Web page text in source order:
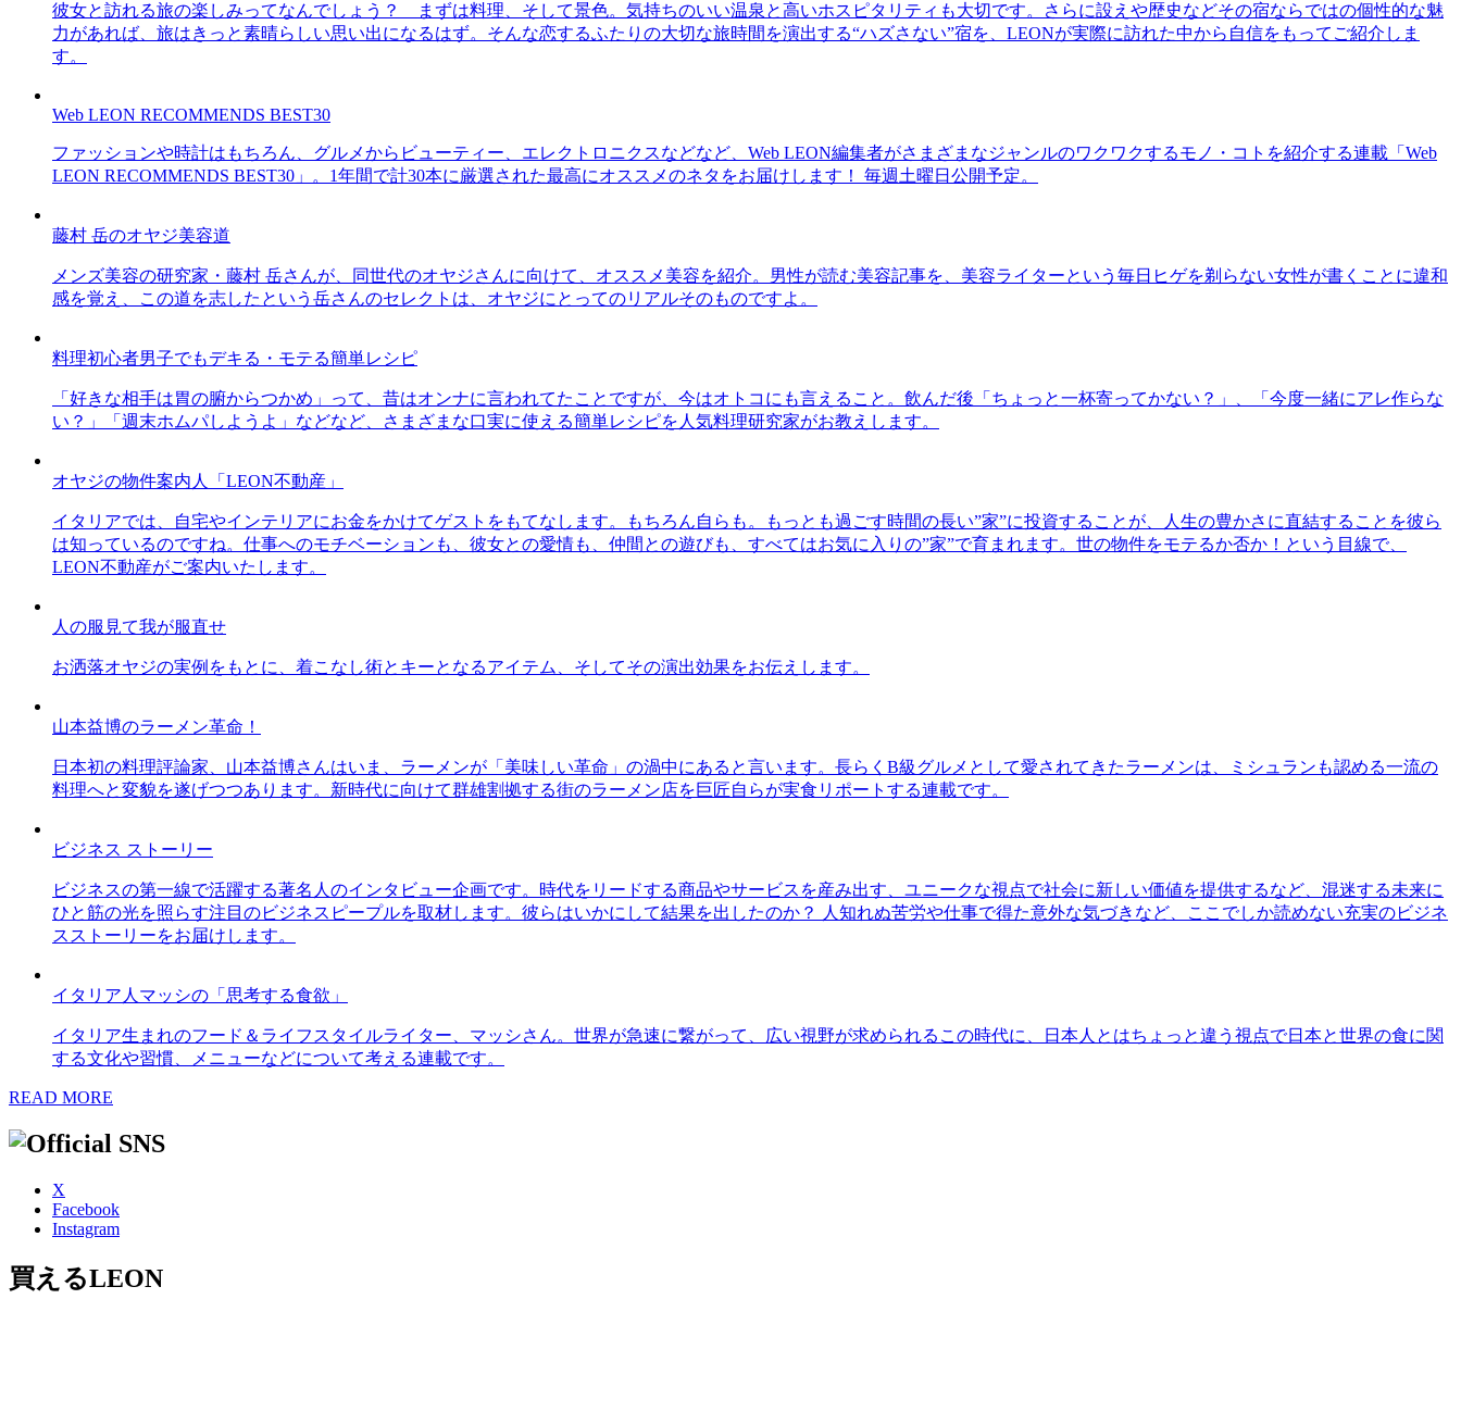
彼女と訪れる旅の楽しみってなんでしょう？ まずは料理、そして景色。気持ちのいい温泉と高いホスピタリティも大切です。さらに設えや歴史などその宿ならではの個性的な魅
力があれば、旅はきっと素晴らしい思い出になるはず。そんな恋するふたりの大切な旅時間を演出する“ハズさない”宿を、LEONが実際に訪れた中から自信をもってご紹介しま
す。
Web LEON RECOMMENDS BEST30
ファッションや時計はもちろん、グルメからビューティー、エレクトロニクスなどなど、Web LEON編集者がさまざまなジャンルのワクワクするモノ・コトを紹介する連載「Web
LEON RECOMMENDS BEST30」。1年間で計30本に厳選された最高にオススメのネタをお届けします！ 毎週土曜日公開予定。
藤村 岳のオヤジ美容道
メンズ美容の研究家・藤村 岳さんが、同世代のオヤジさんに向けて、オススメ美容を紹介。男性が読む美容記事を、美容ライターという毎日ヒゲを剃らない女性が書くことに違和
感を覚え、この道を志したという岳さんのセレクトは、オヤジにとってのリアルそのものですよ。
料理初心者男子でもデキる・モテる簡単レシピ
「好きな相手は胃の腑からつかめ」って、昔はオンナに言われてたことですが、今はオトコにも言えること。飲んだ後「ちょっと一杯寄ってかない？」、「今度一緒にアレ作らな
い？」「週末ホムパしようよ」などなど、さまざまな口実に使える簡単レシピを人気料理研究家がお教えします。
オヤジの物件案内人「LEON不動産」
イタリアでは、自宅やインテリアにお金をかけてゲストをもてなします。もちろん自らも。もっとも過ごす時間の長い”家”に投資することが、人生の豊かさに直結することを彼ら
は知っているのですね。仕事へのモチベーションも、彼女との愛情も、仲間との遊びも、すべてはお気に入りの”家”で育まれます。世の物件をモテるか否か！という目線で、
LEON不動産がご案内いたします。
人の服見て我が服直せ
お洒落オヤジの実例をもとに、着こなし術とキーとなるアイテム、そしてその演出効果をお伝えします。
山本益博のラーメン革命！
日本初の料理評論家、山本益博さんはいま、ラーメンが「美味しい革命」の渦中にあると言います。長らくB級グルメとして愛されてきたラーメンは、ミシュランも認める一流の
料理へと変貌を遂げつつあります。新時代に向けて群雄割拠する街のラーメン店を巨匠自らが実食リポートする連載です。
ビジネス ストーリー
ビジネスの第一線で活躍する著名人のインタビュー企画です。時代をリードする商品やサービスを産み出す、ユニークな視点で社会に新しい価値を提供するなど、混迷する未来に
ひと筋の光を照らす注目のビジネスピープルを取材します。彼らはいかにして結果を出したのか？ 人知れぬ苦労や仕事で得た意外な気づきなど、ここでしか読めない充実のビジネ
スストーリーをお届けします。
イタリア人マッシの「思考する食欲」
イタリア生まれのフード＆ライフスタイルライター、マッシさん。世界が急速に繋がって、広い視野が求められるこの時代に、日本人とはちょっと違う視点で日本と世界の食に関
する文化や習慣、メニューなどについて考える連載です。
READ MORE
X
Facebook
Instagram
買えるLEON